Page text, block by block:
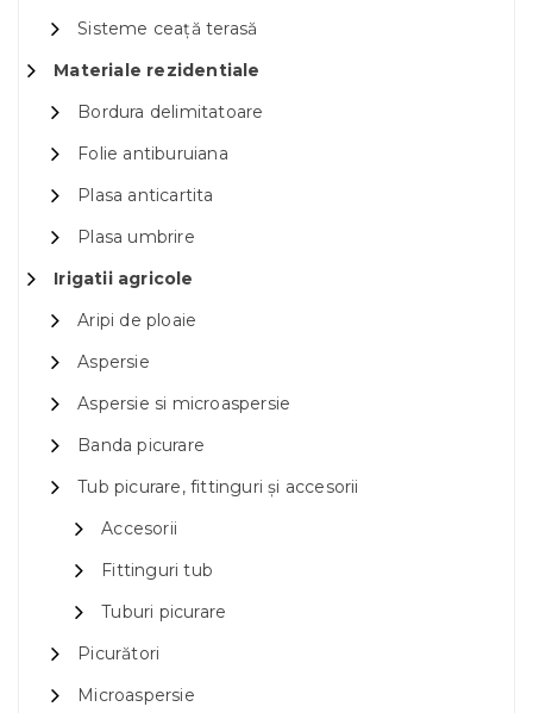
Sisteme ceață terasă
Materiale rezidentiale
Bordura delimitatoare
Folie antiburuiana
Plasa anticartita
Plasa umbrire
Irigatii agricole
Aripi de ploaie
Aspersie
Aspersie si microaspersie
Banda picurare
Tub picurare, fittinguri și accesorii
Accesorii
Fittinguri tub
Tuburi picurare
Picurători
Microaspersie